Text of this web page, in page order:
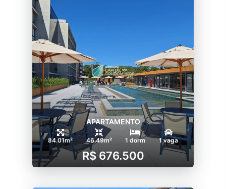
APARTAMENTO
84.01m² 46.49m² 1 dorm 1 vaga
R$ 676.500